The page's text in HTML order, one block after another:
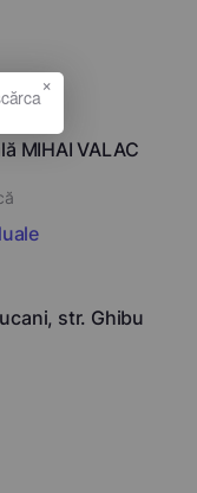
MIHAI VALAC
str. Ghibu
×